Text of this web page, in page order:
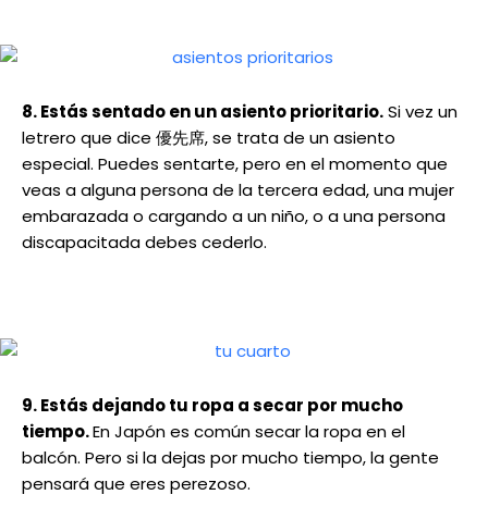
8. Estás sentado en un asiento prioritario.Si vez un
letrero que dice 優先席, se trata de un asiento
especial. Puedes sentarte, pero en el momento que
veas a alguna persona de la tercera edad, una mujer
embarazada o cargando a un niño, o a una persona
discapacitada debes cederlo.
9. Estás dejando tu ropa a secar por mucho
tiempo.En Japón es común secar la ropa en el
balcón. Pero si la dejas por mucho tiempo, la gente
pensará que eres perezoso.